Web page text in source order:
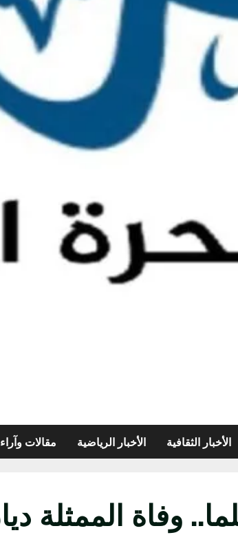
الأخبار الثقافية الأخبار الرياضية مقالات وآراء